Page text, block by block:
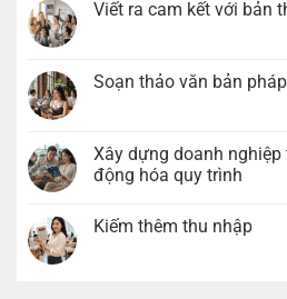
luận
ở
môi
giới
Viết ra cam kết với bản
luận
ở
kết
với
bản
Soạn thảo văn bản
luận
ở
Soạn
bản
pháp
Xây dựng doanh
động hóa quy trình
bình
Kiếm thêm thu nhập